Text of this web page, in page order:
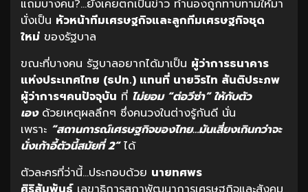
แถมบางคน?…ยังเคยตกเป็นข่าว ทำนองถูกทาบทามให้มา
นั่งเป็น หัวหน้าทีมเศรษฐกิจและลูกทีมเศรษฐกิจชุด
ใหม่ ของรัฐบาล
ขณะที่บางคน รัฐบาลอยากได้มาเป็น ผู้ว่าการธนาคาร
แห่งประเทศไทย (ธปท.) แทนที่ นายวิรไท สันติประภพ
ผู้ว่าการฯคนปัจจุบัน ที่ ไม่ยอม “ต่อวีซ่า” ให้กับตัว
เองด้วยเหตุผลลึกๆ ซึ่งคนวงในต่างรู้กันดี นั่น
เพราะ “สถานการณ์เศรษฐกิจของไทย…มันเสี่ยงเกินกว่าจะ
นั่งเก้าอี้ตัวนี้สมัยที่ 2”ได้
ตัวละครที่ว่านี้…ประกอบด้วย นายทศพร